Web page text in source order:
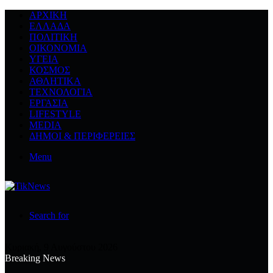
ΑΡΧΙΚΉ
ΕΛΛΆΔΑ
ΠΟΛΙΤΙΚΉ
ΟΙΚΟΝΟΜΊΑ
ΥΓΕΊΑ
ΚΌΣΜΟΣ
ΑΘΛΗΤΙΚΆ
ΤΕΧΝΟΛΟΓΙΆ
ΕΡΓΑΣΊΑ
LIFESTYLE
MEDIA
ΔΉΜΟΙ & ΠΕΡΙΦΈΡΕΙΕΣ
Menu
Search for
Breaking News